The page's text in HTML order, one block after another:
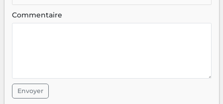
Commentaire
Envoyer